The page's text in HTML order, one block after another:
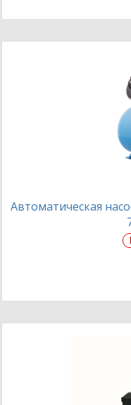
Автоматическая